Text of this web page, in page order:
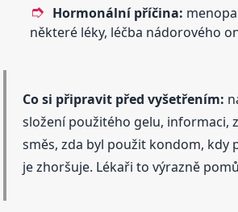
Hormonální příčina:
některé léky, léčba nádorového
Co si připravit před vyšetřením:
složení použitého gelu, informaci,
směs, zda byl použit kondom, kdy
je zhoršuje. Lékaři to výrazně